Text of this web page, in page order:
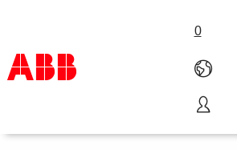
0
Products & Solutions
Serenga Light